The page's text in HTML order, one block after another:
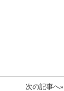
次の記事へ»